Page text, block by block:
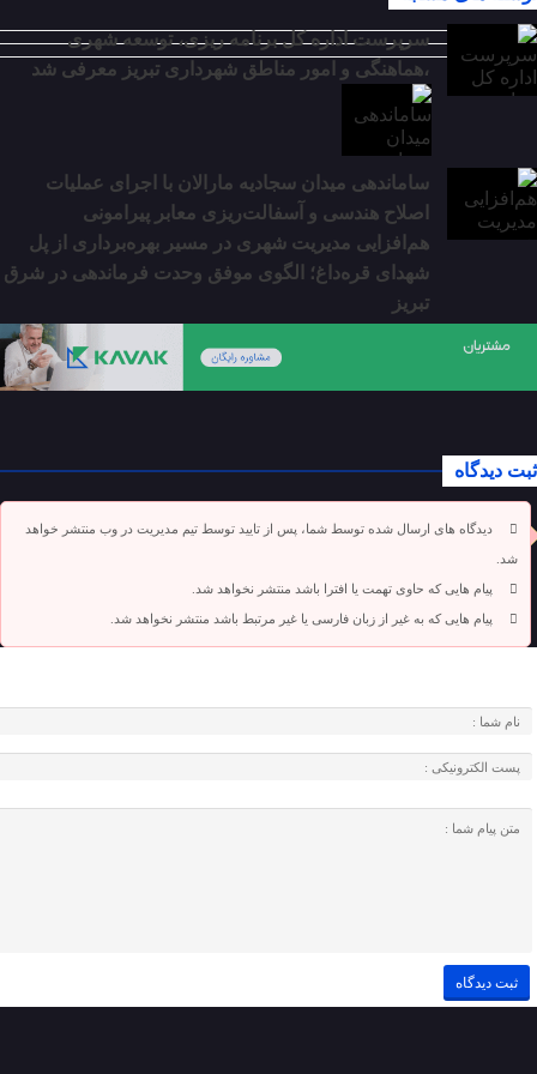
سرپرست اداره کل برنامه ریزی، توسعه شهری
،هماهنگی و امور مناطق شهرداری تبریز معرفی شد
ساماندهی میدان سجادیه مارالان با اجرای عملیات
اصلاح هندسی و آسفالت‌ریزی معابر پیرامونی
هم‌افزایی مدیریت شهری در مسیر بهره‌برداری از پل
شهدای قره‌داغ؛ الگوی موفق وحدت فرماندهی در شرق
تبریز
ثبت دیدگاه
دیدگاه های ارسال شده توسط شما، پس از تایید توسط تیم مدیریت در وب منتشر خواهد
شد.
پیام هایی که حاوی تهمت یا افترا باشد منتشر نخواهد شد.
پیام هایی که به غیر از زبان فارسی یا غیر مرتبط باشد منتشر نخواهد شد.